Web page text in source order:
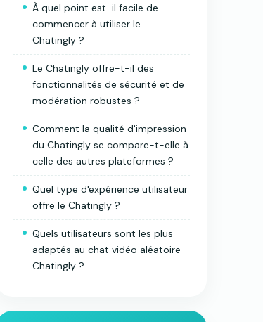
À quel point est-il facile de
commencer à utiliser le
Chatingly ?
Le Chatingly offre-t-il des
fonctionnalités de sécurité et de
modération robustes ?
Comment la qualité d'impression
du Chatingly se compare-t-elle à
celle des autres plateformes ?
Quel type d'expérience utilisateur
offre le Chatingly ?
Quels utilisateurs sont les plus
adaptés au chat vidéo aléatoire
Chatingly ?